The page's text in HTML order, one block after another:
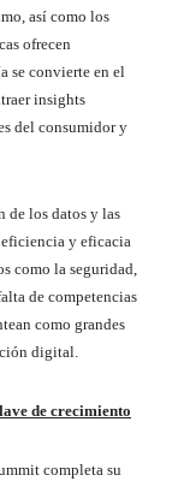
así como los
ofrecen
se convierte en el
insights
del consumidor y
los datos y las
y eficacia
como la seguridad,
de competencias
como grandes
digital.
de crecimiento
completa su